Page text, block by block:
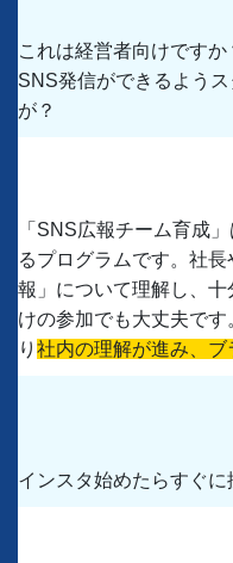
これは経営者向けですか
SNS発信ができるよう
が？
「SNS広報チーム育成
るプログラムです。社
報」について理解し、
けの参加でも大丈夫で
り 社内の理解が進み、
インスタ始めたらすぐ